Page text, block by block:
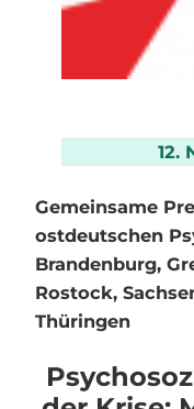
12.
Gemeinsame
ostdeutschen
Brandenburg,
Rostock,
Thüringen